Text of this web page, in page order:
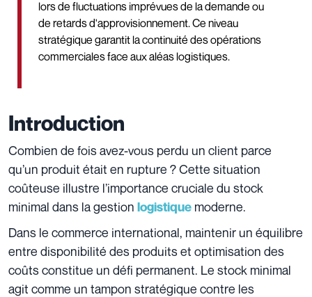
lors de fluctuations imprévues de la demande ou
de retards d'approvisionnement. Ce niveau
stratégique garantit la continuité des opérations
commerciales face aux aléas logistiques.
Introduction
Combien de fois avez-vous perdu un client parce
qu’un produit était en rupture ? Cette situation
coûteuse illustre l’importance cruciale du stock
minimal dans la gestion logistique moderne.
Dans le commerce international, maintenir un équilibre
entre disponibilité des produits et optimisation des
coûts constitue un défi permanent. Le stock minimal
agit comme un tampon stratégique contre les